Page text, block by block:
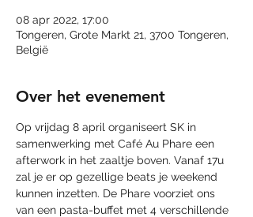
08 apr 2022, 17:00
Tongeren, Grote Markt 21, 3700 Tongeren,
België
Over het evenement
Op vrijdag 8 april organiseert SK in
samenwerking met Café Au Phare een
afterwork in het zaaltje boven. Vanaf 17u
zal je er op gezellige beats je weekend
kunnen inzetten. De Phare voorziet ons
van een pasta-buffet met 4 verschillende